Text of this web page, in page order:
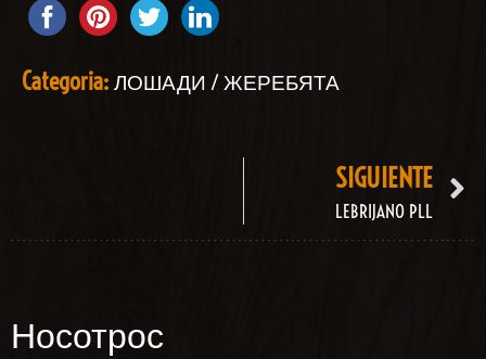
Categoria: ЛОШАДИ / ЖЕРЕБЯТА
SIGUIENTE
LEBRIJANO PLL
Носотрос